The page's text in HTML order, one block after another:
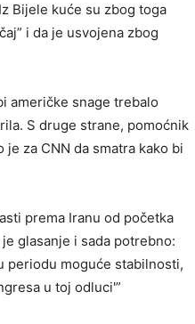
Bijele kuće su zbog toga
i da je usvojena zbog
američke snage trebalo
S druge strane, pomoćnik
za CNN da smatra kako bi
prema Iranu od početka
glasanje i sada potrebno:
periodu moguće stabilnosti,
u toj odluci'”